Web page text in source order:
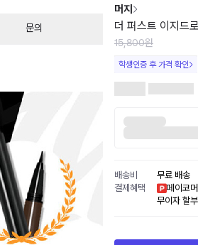
문의
머지
더 퍼스트 이지드
15,800원
학생인증 후 가격 확인
배송비
무료 배송
결제혜택
페이코
무이자 할